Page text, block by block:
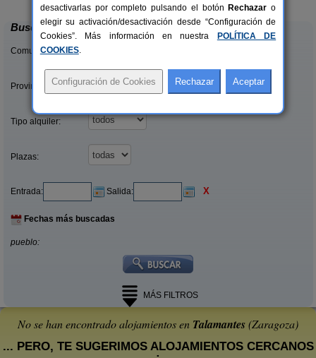
Buscar
Comunidades:
Provincias/Islas:
Tipo alquiler:
Plazas:
Entrada: Salida: X
Fechas más buscadas
pueblo:
MÁS FILTROS
No se han encontrado alojamientos en Talamantes(Zaragoza)
... PERO, TE SUGERIMOS ALOJAMIENTOS CERCANOS
desactivarlas por completo pulsando el botón Rechazar o
elegir su activación/desactivación desde “Configuración de
Cookies”. Más información en nuestra
POLÍTICA DE
COOKIES.